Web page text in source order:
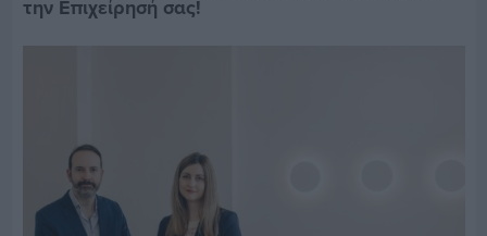
την Επιχείρησή σας!